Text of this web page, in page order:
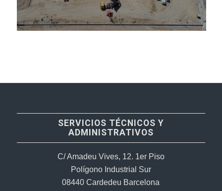
SERVICIOS TÉCNICOS Y
ADMINISTRATIVOS
C/ Amadeu Vives, 12. 1er Piso
Polígono Industrial Sur
08440 Cardedeu Barcelona